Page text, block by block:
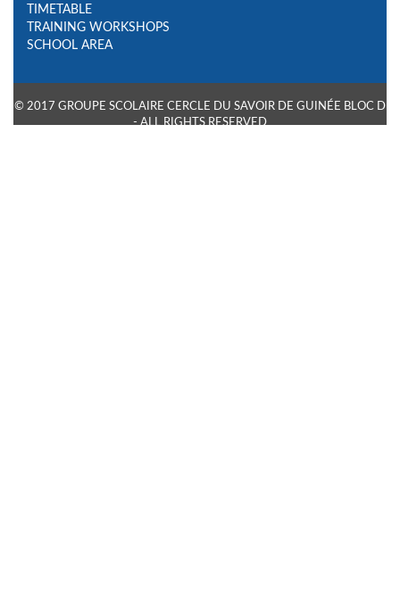
TIMETABLE
TRAINING WORKSHOPS
SCHOOL AREA
© 2017 GROUPE SCOLAIRE CERCLE DU SAVOIR DE GUINÉE BLOC D
- ALL RIGHTS RESERVED